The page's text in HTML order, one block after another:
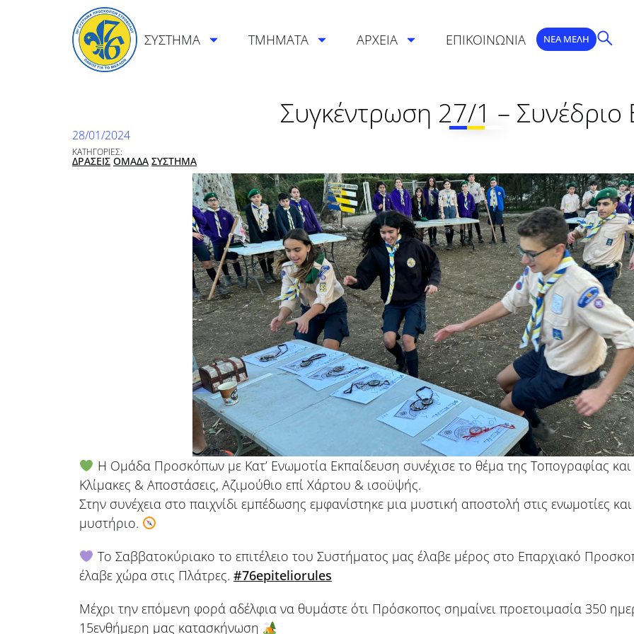
ΣΥΣΤΗΜΑ ΤΜΗΜΑΤΑ ΑΡΧΕΙΑ ΕΠΙΚΟΙΝΩΝΙΑ ΝΕΑ ΜΕΛΗ
Συγκέντρωση 27/1 – Συνέδριο
28/01/2024
ΚΑΤΗΓΟΡΙΕΣ:
ΔΡΑΣΕΙΣ ΟΜΑΔΑ ΣΥΣΤΗΜΑ
Η Ομάδα Προσκόπων με Κατ’ Ενωμοτία Εκπαίδευση συνέχισε το θέμα της Τοπογραφίας και
Κλίμακες & Αποστάσεις, Αζιμούθιο επί Χάρτου & ισοϋψής.
Στην συνέχεια στο παιχνίδι εμπέδωσης εμφανίστηκε μια μυστική αποστολή στις ενωμοτίες
μυστήριο.
Το Σαββατοκύριακο το επιτέλειο του Συστήματος μας έλαβε μέρος στο Επαρχιακό
έλαβε χώρα στις Πλάτρες. #76epiteliorules
Μέχρι την επόμενη φορά αδέλφια να θυμάστε ότι Πρόσκοπος σημαίνει προετοιμασία 350
15ενθήμερη μας κατασκήνωση